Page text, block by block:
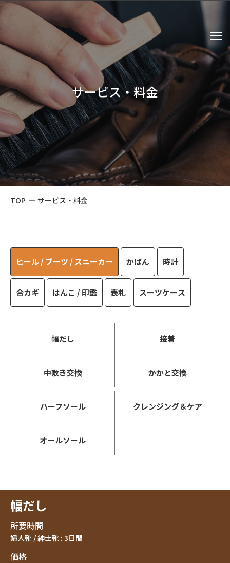
サービス・料金
TOP — サービス・料金
ヒール / ブーツ / スニーカー かばん 時計
合カギ はんこ / 印鑑 表札 スーツケース
幅だし
中敷き交換
接着
かかと交換
ハーフソール
オールソール
クレンジング＆ケア
幅だし
所要時間
婦人靴 / 紳士靴 : 3日間
価格